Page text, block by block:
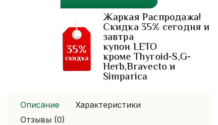
Жаркая Распродажа!
Скидка 35% сегодня и
завтра
купон LETO
кроме Thyroid-S,G-
Herb,Bravecto и
Simparica
35%
скидка
Описание
Характеристики
Отзывы (0)